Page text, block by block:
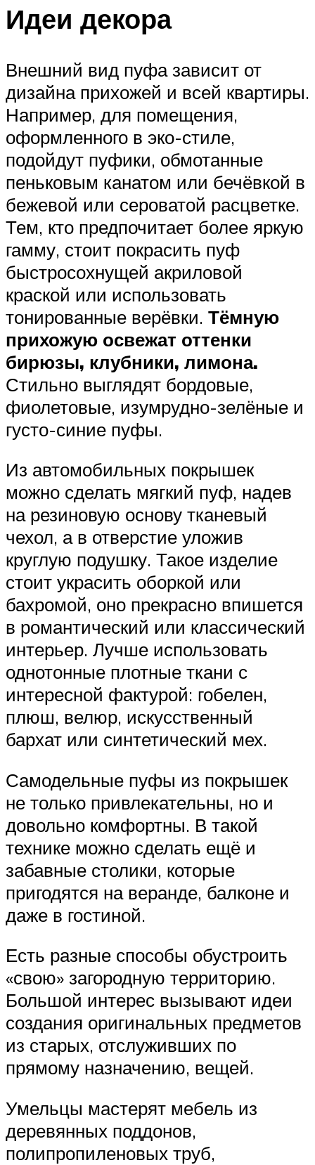
Идеи декора
Внешний вид пуфа зависит от
дизайна прихожей и всей квартиры.
Например, для помещения,
оформленного в эко-стиле,
подойдут пуфики, обмотанные
пеньковым канатом или бечёвкой в
бежевой или сероватой расцветке.
Тем, кто предпочитает более яркую
гамму, стоит покрасить пуф
быстросохнущей акриловой
краской или использовать
тонированные верёвки. Тёмную
прихожую освежат оттенки
бирюзы, клубники, лимона.
Стильно выглядят бордовые,
фиолетовые, изумрудно-зелёные и
густо-синие пуфы.
Из автомобильных покрышек
можно сделать мягкий пуф, надев
на резиновую основу тканевый
чехол, а в отверстие уложив
круглую подушку. Такое изделие
стоит украсить оборкой или
бахромой, оно прекрасно впишется
в романтический или классический
интерьер. Лучше использовать
однотонные плотные ткани с
интересной фактурой: гобелен,
плюш, велюр, искусственный
бархат или синтетический мех.
Самодельные пуфы из покрышек
не только привлекательны, но и
довольно комфортны. В такой
технике можно сделать ещё и
забавные столики, которые
пригодятся на веранде, балконе и
даже в гостиной.
Есть разные способы обустроить
«свою» загородную территорию.
Большой интерес вызывают идеи
создания оригинальных предметов
из старых, отслуживших по
прямому назначению, вещей.
Умельцы мастерят мебель из
деревянных поддонов,
полипропиленовых труб,